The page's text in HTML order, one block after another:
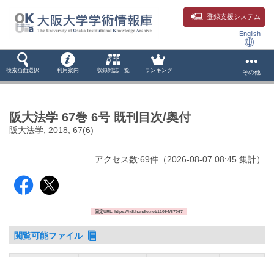
登録支援システム
English
検索画面選択 利用案内 収録雑誌一覧 ランキング その他
阪大法学 67巻 6号 既刊目次/奥付
阪大法学, 2018, 67(6)
アクセス数:69件 （2026-08-07 08:45 集計）
固定URL: https://hdl.handle.net/11094/87067
閲覧可能ファイル